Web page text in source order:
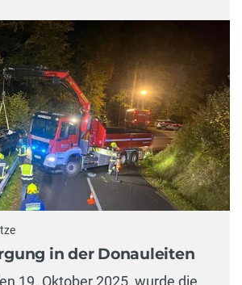
in der Donauleiten
19. Oktober 2025, wurde die